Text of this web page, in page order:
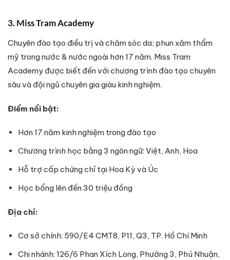
3. Miss Tram Academy
Chuyên đào tạo điều trị và chăm sóc da; phun xăm thẩm
mỹ trong nước & nước ngoài hơn 17 năm. Miss Tram
Academy được biết đến với chương trình đào tạo chuyên
sâu và đội ngũ chuyên gia giàu kinh nghiệm.
Điểm nổi bật:
Hơn 17 năm kinh nghiệm trong đào tạo
Chương trình học bằng 3 ngôn ngữ: Việt, Anh, Hoa
Hỗ trợ cấp chứng chỉ tại Hoa Kỳ và Úc
Học bổng lên đến 30 triệu đồng
Địa chỉ:
Cơ sở chính: 590/E4 CMT8, P11, Q3, TP. Hồ Chí Minh
Chi nhánh: 126/6 Phan Xích Long, Phường 3, Phú Nhuận,